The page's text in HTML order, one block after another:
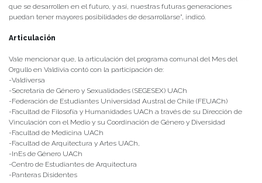
que se desarrollen en el futuro, y así, nuestras futuras generaciones
puedan tener mayores posibilidades de desarrollarse”, indicó.
Articulación
Vale mencionar que, la articulación del programa comunal del Mes del
Orgullo en Valdivia contó con la participación de:
-Valdiversa
-Secretaría de Género y Sexualidades (SEGESEX) UACh
-Federación de Estudiantes Universidad Austral de Chile (FEUACh)
-Facultad de Filosofía y Humanidades UACh a través de su Dirección de
Vinculación con el Medio y su Coordinación de Género y Diversidad
-Facultad de Medicina UACh
-Facultad de Arquitectura y Artes UACh,
-InEs de Género UACh
-Centro de Estudiantes de Arquitectura
-Panteras Disidentes